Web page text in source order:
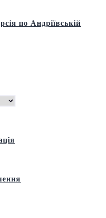
по Андріївській